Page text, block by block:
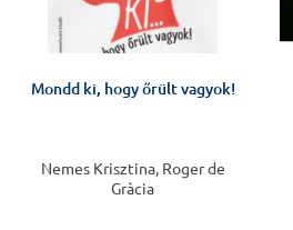
Mondd ki, hogy őrült vagyok!
Nemes Krisztina, Roger de
Gràcia